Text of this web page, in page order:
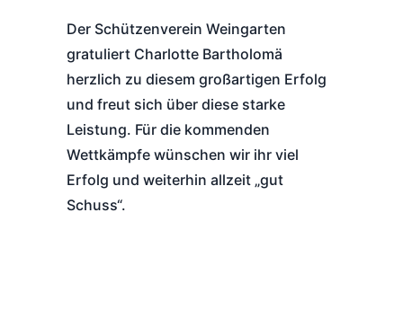
Der Schützenverein Weingarten
gratuliert Charlotte Bartholomä
herzlich zu diesem großartigen Erfolg
und freut sich über diese starke
Leistung. Für die kommenden
Wettkämpfe wünschen wir ihr viel
Erfolg und weiterhin allzeit „gut
Schuss“.